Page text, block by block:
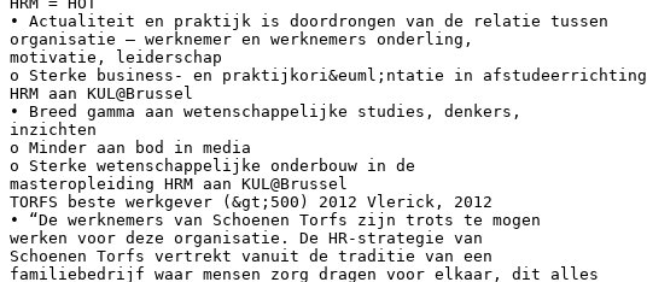
• Actualiteit en praktijk is doordrongen van de relatie tussen
organisatie – werknemer en werknemers onderling,
motivatie, leiderschap
o Sterke business- en praktijkori&euml;ntatie in afstudeerrichting
HRM aan KUL@Brussel
• Breed gamma aan wetenschappelijke studies, denkers,
inzichten
o Minder aan bod in media
o Sterke wetenschappelijke onderbouw in de
masteropleiding HRM aan KUL@Brussel
TORFS beste werkgever (&gt;500) 2012 Vlerick, 2012
• “De werknemers van Schoenen Torfs zijn trots te mogen
werken voor deze organisatie. De HR-strategie van
Schoenen Torfs vertrekt vanuit de traditie van een
familiebedrijf waar mensen zorg dragen voor elkaar, dit alles